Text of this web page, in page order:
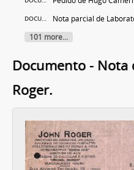
DOCUMENTO
Nota parcial de
101 more...
Documento - Nota
Roger.